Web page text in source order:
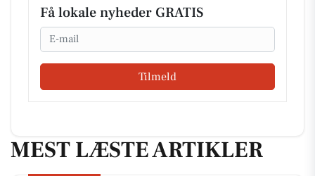
Få lokale nyheder GRATIS
Email
Tilmeld
MEST LÆSTE ARTIKLER